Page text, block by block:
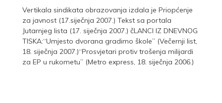
Vertikala sindikata obrazovanja izdala je Priopćenje
za javnost (17.siječnja 2007.) Tekst sa portala
Jutarnjeg lista (17. siječnja 2007.) čLANCI IZ DNEVNOG
TISKA:“Umjesto dvorana gradimo škole” (Večernji list,
18. siječnja 2007.)“Prosvjetari protiv trošenja milijardi
za EP u rukometu” (Metro express, 18. siječnja 2006.)